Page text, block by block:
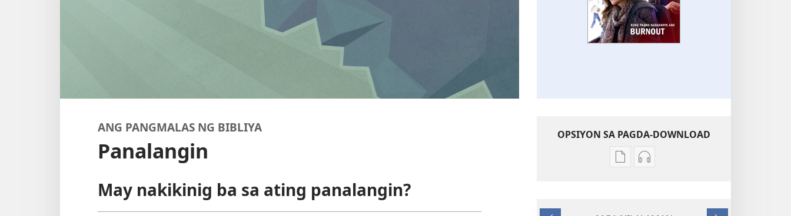
ANG PANGMALAS NG BIBLIYA
Panalangin
May nakikinig ba sa ating panalangin?
OPSIYON SA PAGDA-DOWNLOAD
OpsiyonOpsiyon